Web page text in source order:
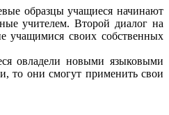
образцы учащиеся начинают
учителем. Второй диалог на
учащимися своих собственных
овладели новыми языковыми
то они смогут применить свои